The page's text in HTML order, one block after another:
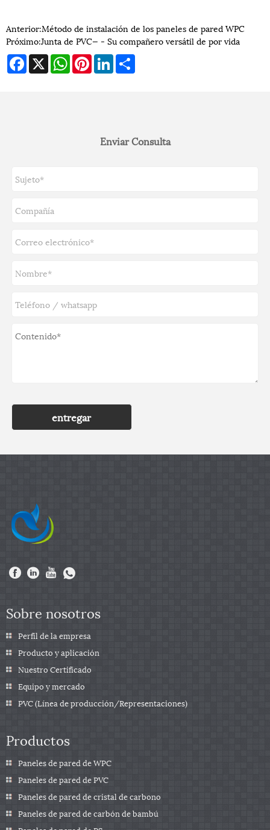
Anterior:Método de instalación de los paneles de pared WPC
Próximo:Junta de PVC— - Su compañero versátil de por vida
Facebook
X WhatsAppPinterestLinkedIn
Enviar Consulta
entregar
Sobre nosotros
Perfil de la empresa
Producto y aplicación
Nuestro Certificado
Equipo y mercado
PVC (Línea de producción/Representaciones)
Productos
Paneles de pared de WPC
Paneles de pared de PVC
Paneles de pared de cristal de carbono
Paneles de pared de carbón de bambú